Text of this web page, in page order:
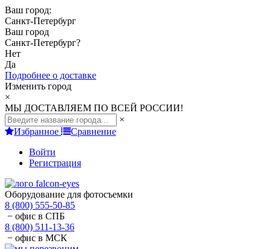
Ваш город:
Санкт-Петербург
Ваш город
Санкт-Петербург?
Нет
Да
Подробнее о доставке
Изменить город
×
МЫ ДОСТАВЛЯЕМ ПО ВСЕЙ РОССИИ!
×
Избранное
Сравнение
Войти
Регистрация
Оборудование для фотосъемки
8 (800) 555-50-85
− офис в СПБ
8 (800) 511-13-36
− офис в МСК